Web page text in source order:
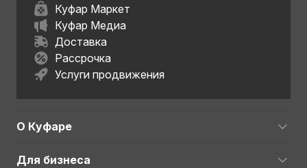
Куфар Маркет
Куфар Медиа
Доставка
Рассрочка
Услуги продвижения
О Куфаре
Для бизнеса